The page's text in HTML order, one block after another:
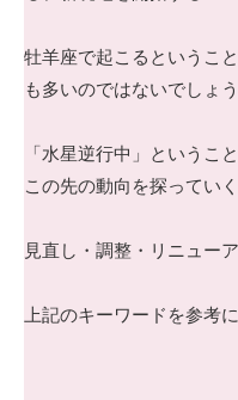
牡羊座で起こるというこ
も多いのではないでしょ
「水星逆行中」というこ
この先の動向を探ってい
見直し・調整・リニュー
上記のキーワードを参考